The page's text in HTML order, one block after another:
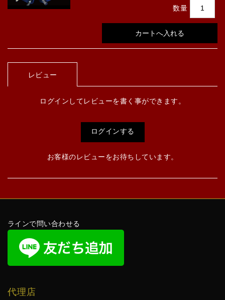
数量
レビュー
ログインしてレビューを書く事ができます。
ログインする
お客様のレビューをお待ちしています。
ラインで問い合わせる
代理店